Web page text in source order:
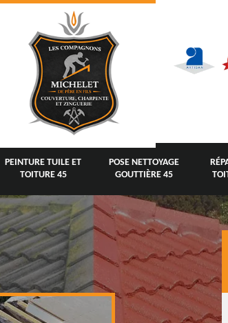
PEINTURE TUILE ET
TOITURE 45
POSE NETTOYAGE
GOUTTIÈRE 45